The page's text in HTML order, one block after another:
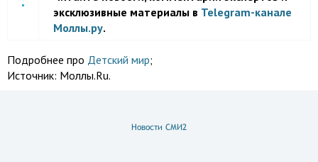
эксклюзивные материалы в Telegram-канале
Моллы.ру.
Подробнее про Детский мир;
Источник: Моллы.Ru.
Новости СМИ2